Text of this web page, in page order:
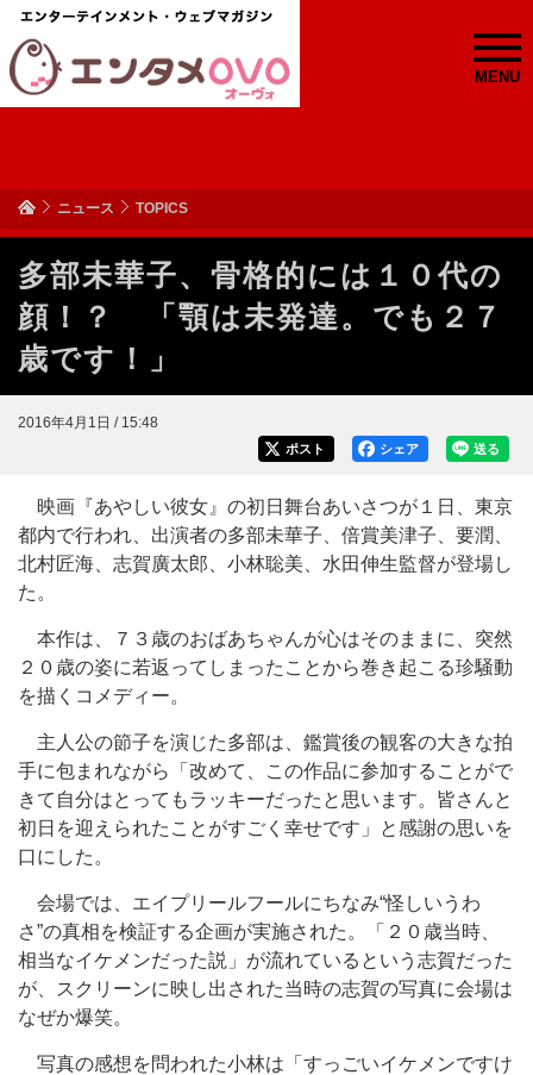
MENU
ニュース TOPICS
多部未華子、骨格的には１０代の
顔！？ 「顎は未発達。でも２７
歳です！」
2016年4月1日 / 15:48
送る
シェア
ポスト
映画『あやしい彼女』の初日舞台あいさつが１日、東京
都内で行われ、出演者の多部未華子、倍賞美津子、要潤、
北村匠海、志賀廣太郎、小林聡美、水田伸生監督が登場し
た。
本作は、７３歳のおばあちゃんが心はそのままに、突然
２０歳の姿に若返ってしまったことから巻き起こる珍騒動
を描くコメディー。
主人公の節子を演じた多部は、鑑賞後の観客の大きな拍
手に包まれながら「改めて、この作品に参加することがで
きて自分はとってもラッキーだったと思います。皆さんと
初日を迎えられたことがすごく幸せです」と感謝の思いを
口にした。
会場では、エイプリールフールにちなみ“怪しいうわ
さ”の真相を検証する企画が実施された。「２０歳当時、
相当なイケメンだった説」が流れているという志賀だった
が、スクリーンに映し出された当時の志賀の写真に会場は
なぜか爆笑。
写真の感想を問われた小林は「すっごいイケメンですけ